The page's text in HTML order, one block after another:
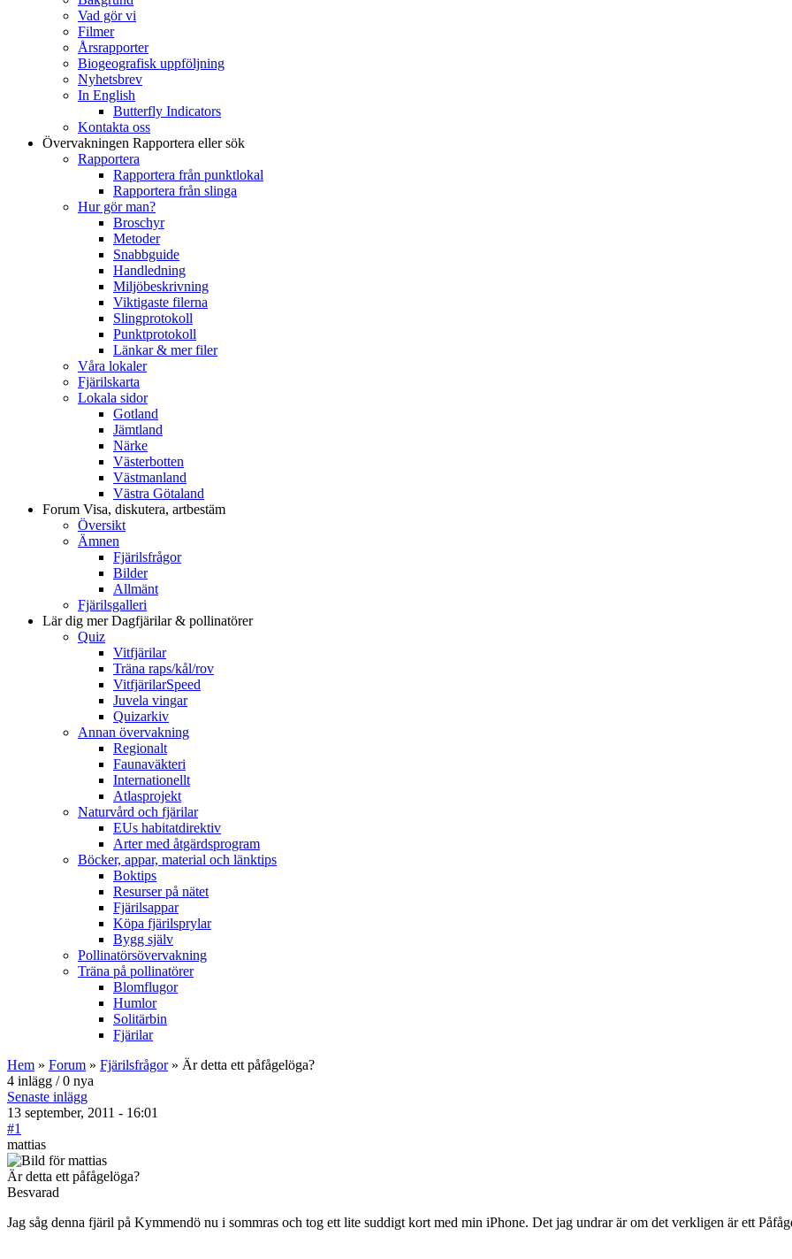
Vad gör vi
Filmer
Årsrapporter
Biogeografisk uppföljning
Nyhetsbrev
In English
Butterfly Indicators
Kontakta oss
Övervakningen Rapportera eller sök
Rapportera
Rapportera från punktlokal
Rapportera från slinga
Hur gör man?
Broschyr
Metoder
Snabbguide
Handledning
Miljöbeskrivning
Viktigaste filerna
Slingprotokoll
Punktprotokoll
Länkar & mer filer
Våra lokaler
Fjärilskarta
Lokala sidor
Gotland
Jämtland
Närke
Västerbotten
Västmanland
Västra Götaland
Forum Visa, diskutera, artbestäm
Översikt
Ämnen
Fjärilsfrågor
Bilder
Allmänt
Fjärilsgalleri
Lär dig merDagfjärilar & pollinatörer
Quiz
Vitfjärilar
Träna raps/kål/rov
VitfjärilarSpeed
Juvela vingar
Quizarkiv
Annan övervakning
Regionalt
Faunaväkteri
Internationellt
Atlasprojekt
Naturvård och fjärilar
EUs habitatdirektiv
Arter med åtgärdsprogram
Böcker, appar, material och länktips
Boktips
Resurser på nätet
Fjärilsappar
Köpa fjärilsprylar
Bygg själv
Pollinatörsövervakning
Träna på pollinatörer
Blomflugor
Humlor
Solitärbin
Fjärilar
Hem » Forum » Fjärilsfrågor» Är detta ett påfågelöga?
4 inlägg / 0 nya
Senaste inlägg
13 september, 2011 - 16:01
#1
mattias
Är detta ett påfågelöga?
Besvarad
Jag såg denna fjäril på Kymmendö nu i sommras och tog ett lite suddigt kort med min iPhone. Det jag undrar är om det verkligen är ett